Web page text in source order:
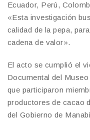
Ecuador, Perú,
«Esta investigación
calidad de la pepa,
cadena de valor».
El acto se cumplió el
Documental del
que participaron
productores de cacao
del Gobierno de